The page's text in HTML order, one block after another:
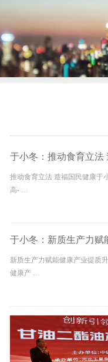
于小冬：推动食育立法
推动食育立法 造福国民健康​于
高- …
于小冬：新质生产力赋
新质生产力赋能健康产业提质
健康产 …